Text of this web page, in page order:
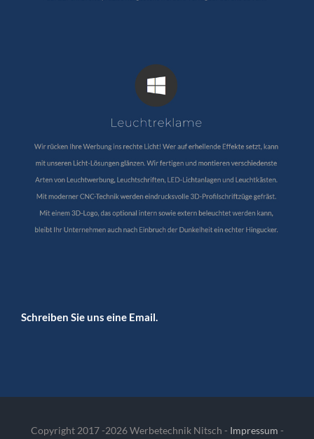
Schreiben Sie uns eine Email.
Copyright 2017 -2026 Werbetechnik Nitsch - Impressum -